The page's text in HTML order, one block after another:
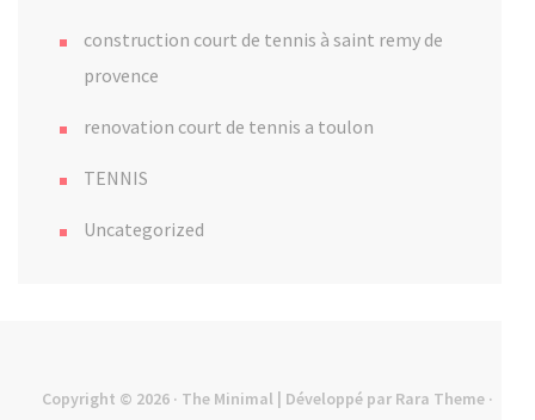
construction court de tennis à saint remy de
provence
renovation court de tennis a toulon
TENNIS
Uncategorized
Copyright © 2026 · The Minimal | Développé par Rara Theme ·